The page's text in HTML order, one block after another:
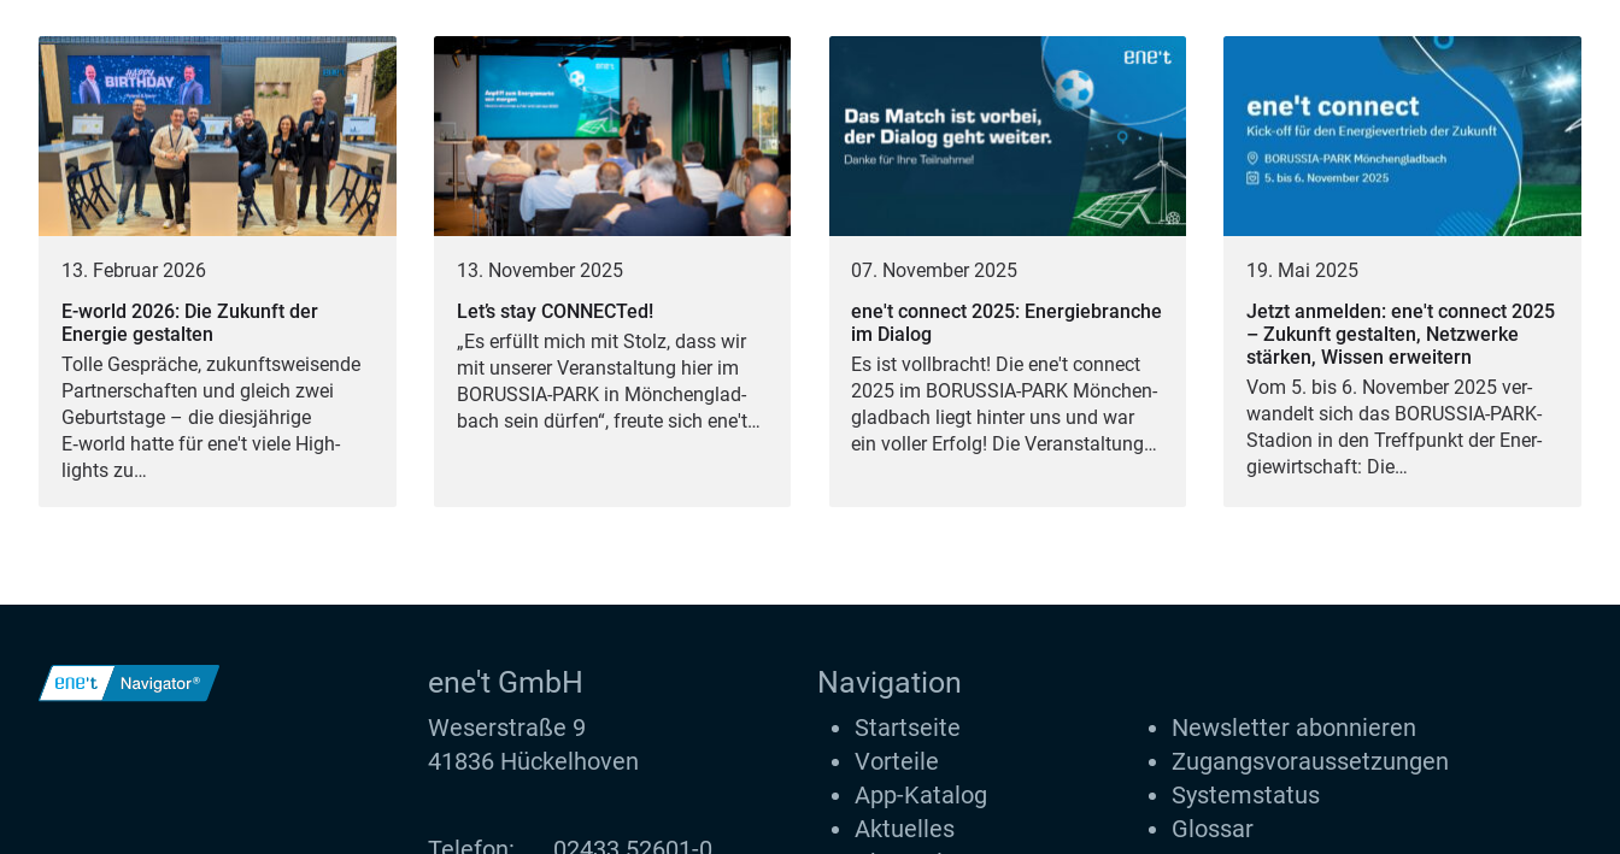
13. Februar 2026
E-world 2026: Die Zukunft der
Energie gestalten
Tol­le Gesprä­che, zukunfts­wei­sen­de
Part­ner­schaf­ten und gleich zwei
Geburts­ta­ge – die dies­jäh­ri­ge
E‑world hat­te für ene't vie­le High­
lights zu…
13. November 2025
Let’s stay CONNECTed!
„Es erfüllt mich mit Stolz, dass wir
mit unse­rer Ver­an­stal­tung hier im
BORUS­SIA-PARKin Mön­chen­glad­
bach sein dür­fen“, freu­te sich ene't…
07. November 2025
ene't connect 2025: Energiebranche
im Dialog
Es ist voll­bracht! Die ene't con­nect
2025 im BORUS­SIA-PARK Mön­chen­
glad­bach liegt hin­ter uns und war
ein vol­ler Erfolg! Die Veranstaltung…
19. Mai 2025
Jetzt anmelden: ene't connect 2025
– Zukunft gestalten, Netzwerke
stärken, Wissen erweitern
Vom 5. bis 6. Novem­ber 2025 ver­
wan­delt sich das BORUS­SIA-PARK-
Sta­di­on in den Treff­punkt der Ener­
gie­wirt­schaft: Die…
ene't GmbH
Weserstraße 9
41836 Hückelhoven
Navigation
Startseite
Vorteile
App-Katalog
Aktuelles
Newsletter abonnieren
Zugangs­voraus­setzungen
Systemstatus
Glossar